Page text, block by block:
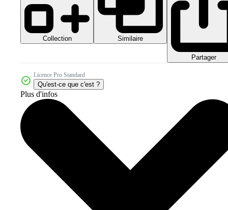
Collection Similaire
Partager
Licence Pro Standard
Qu'est-ce que c'est ?
Plus d'infos